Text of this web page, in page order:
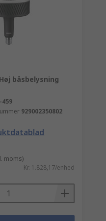
båsbelysning
459
929002350802
moms)
Kr. 1.828,17/enhed